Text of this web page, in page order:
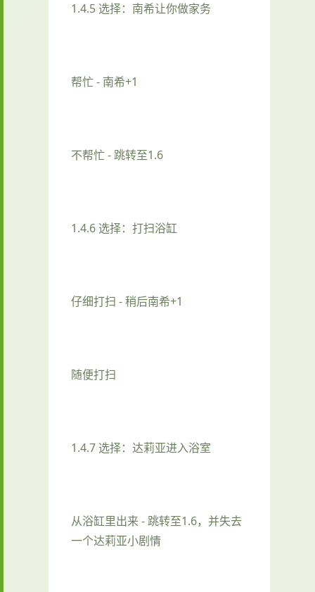
1.4.5 选择：南希让你做家务
帮忙 - 南希+1
不帮忙 - 跳转至1.6
1.4.6 选择：打扫浴缸
仔细打扫 - 稍后南希+1
随便打扫
1.4.7 选择：达莉亚进入浴室
从浴缸里出来 - 跳转至1.6，并失去
一个达莉亚小剧情